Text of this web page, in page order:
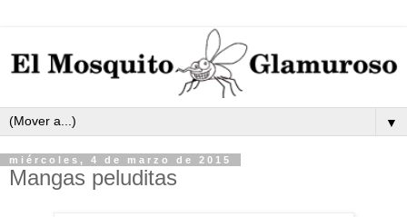
▼
miércoles, 4 de marzo de 2015
Mangas peluditas